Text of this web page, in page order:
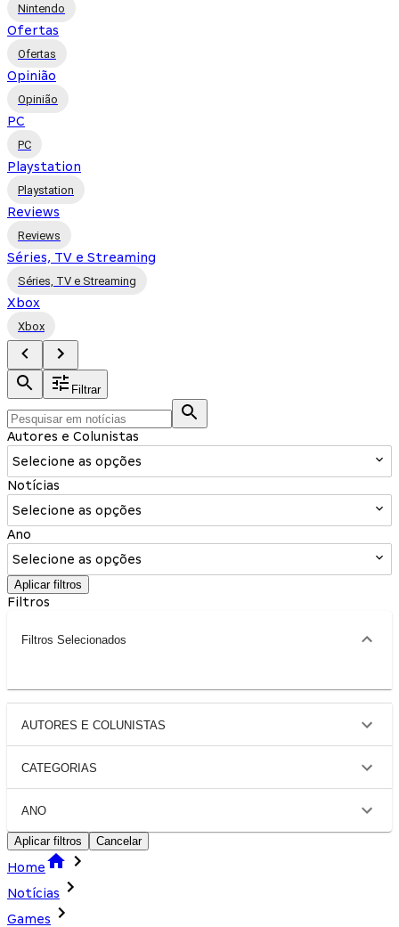
Nintendo
Ofertas
Ofertas
Opinião
Opinião
PC
PC
Playstation
Playstation
Reviews
Reviews
Séries, TV e Streaming
Séries, TV e Streaming
Xbox
Xbox
Filtrar
Autores e Colunistas
Selecione as opções
Notícias
Selecione as opções
Ano
Selecione as opções
Aplicar filtros
Filtros
Filtros Selecionados
AUTORES E COLUNISTAS
CATEGORIAS
ANO
Aplicar filtros Cancelar
Home
Notícias
Games